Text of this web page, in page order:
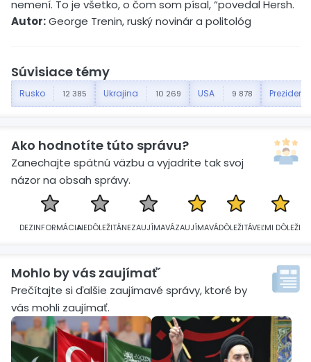
nemení. To je všetko, o čom som písal, “povedal Hersh.
Autor:George Trenin, ruský novinár a politológ
Súvisiace témy
Rusko 12 385 Ukrajina 10 269 USA 9 878 Prezident
Ako hodnotíte túto správu?
Zanechajte spätnú väzbu a vyjadrite tak svoj
názor na obsah správy.
DEZINFORMÁCIANEDÔLEŽITÁNEZAUJÍMAVÁZAUJÍMAVÁDÔLEŽITÁVEĽMI DÔLEŽITÁ
Mohlo by vás zaujímať´
Prečítajte si ďalšie zaujímavé správy, ktoré by
vás mohli zaujímať.